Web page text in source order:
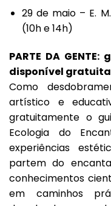
29 de maio – E.
(10h e 14h)
PARTE DA
disponível
Como
artístico e
gratuitamente o
Ecologia do
experiências
partem do
conhecimentos
em caminhos